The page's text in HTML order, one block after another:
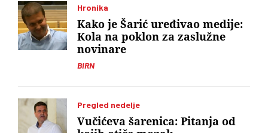
Hronika
BIRN
Kako je Šarić uređivao medije:
Kola na poklon za zaslužne
novinare
Pregled nedelje
Vučićeva šarenica: Pitanja od